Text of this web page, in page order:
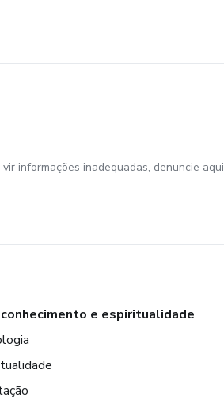
informações inadequadas, denuncie aqui
e espiritualidade